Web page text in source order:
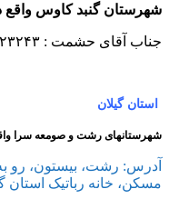
شهرستان گنبد کاوس واقع
جناب آقای حشمت : ۰۹۳۷۱۷۲۳۲۴۳
استان گیلان
شهرستانهای رشت و صومعه سرا
آدرس: رشت، بیستون، رو
مسکن، خانه رباتیک استان